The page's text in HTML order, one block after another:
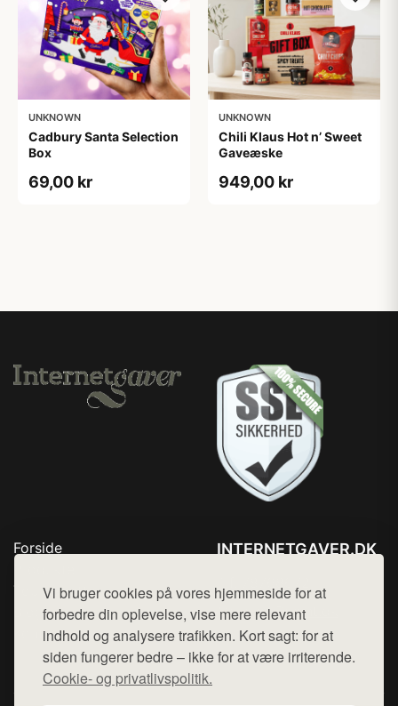
Vi bruger cookies på vores hjemmeside for at
forbedre din oplevelse, vise mere relevant
indhold og analysere trafikken. Kort sagt: for at
siden fungerer bedre – ikke for at være irriterende.
Cookie- og privatlivspolitik.
UNKNOWN
Cadbury Santa Selection
Box
69,00 kr
UNKNOWN
Chili Klaus Hot n’ Sweet
Gaveæske
949,00 kr
Forside
Top Rabatter
Blog
Kontakt
INTERNETGAVER.DK
Mail: hej@want.dk
Cookie- og privatlivspolitik